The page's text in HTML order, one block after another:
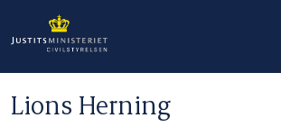
Lions Herning